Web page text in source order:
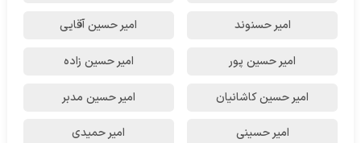
امیر حسنوند امیر حسین آقایی
امیر حسین پور امیر حسین زاده
امیر حسین کاشانیان امیر حسین مدبر
امیر حسینی امیر حمیدی